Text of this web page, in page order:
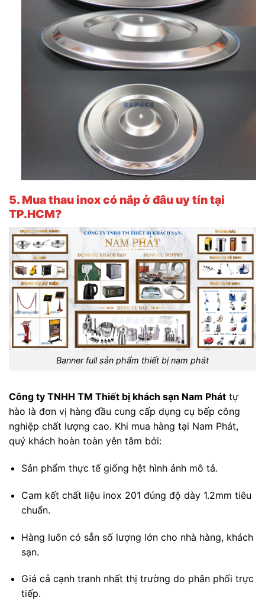
5. Mua thau inox có nắp ở đâu uy tín tại
TP.HCM?
Banner full sản phẩm thiết bị nam phát
Công ty TNHH TM Thiết bị khách sạn Nam Phát tự
hào là đơn vị hàng đầu cung cấp dụng cụ bếp công
nghiệp chất lượng cao. Khi mua hàng tại Nam Phát,
quý khách hoàn toàn yên tâm bởi:
Sản phẩm thực tế giống hệt hình ảnh mô tả.
Cam kết chất liệu inox 201 đúng độ dày 1.2mm tiêu
chuẩn.
Hàng luôn có sẵn số lượng lớn cho nhà hàng, khách
sạn.
Giá cả cạnh tranh nhất thị trường do phân phối trực
tiếp.